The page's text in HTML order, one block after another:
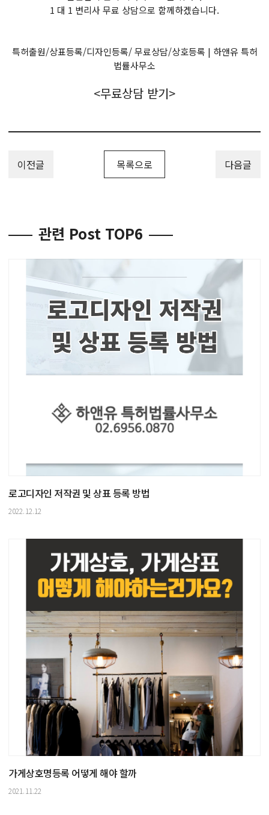
1 대 1 변리사 무료 상담으로 함께하겠습니다.
특허출원/상표등록/디자인등록/ 무료상담/상호등록 | 하앤유 특허
법률사무소
<무료상담 받기>
이전글 목록으로 다음글
관련 Post TOP6
로고디자인 저작권 및 상표 등록 방법
2022.12.12
가게상호명등록 어떻게 해야 할까
2021.11.22